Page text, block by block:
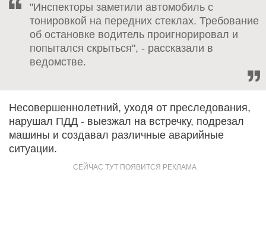
"Инспекторы заметили автомобиль с
тонировкой на передних стеклах. Требование
об остановке водитель проигнорировал и
попытался скрыться", - рассказали в
ведомстве.
Несовершеннолетний, уходя от преследования,
нарушал ПДД - выезжал на встречку, подрезал
машины и создавал различные аварийные
ситуации.